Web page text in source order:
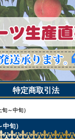
特定商取引法
～中旬）
旬）